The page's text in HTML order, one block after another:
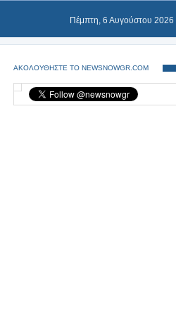
Πέμπτη, 6 Αυγούστου 2026
ΑΚΟΛΟΥΘΗΣΤΕ ΤΟ NEWSNOWGR.COM